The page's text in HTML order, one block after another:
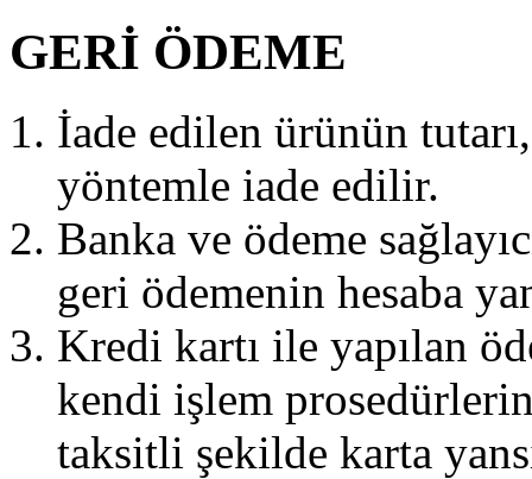
GERİ ÖDEME
İade edilen ürünün
yöntemle iade edilir.
Banka ve ödeme
geri ödemenin hesaba
Kredi kartı ile yapılan
kendi işlem
taksitli şekilde karta